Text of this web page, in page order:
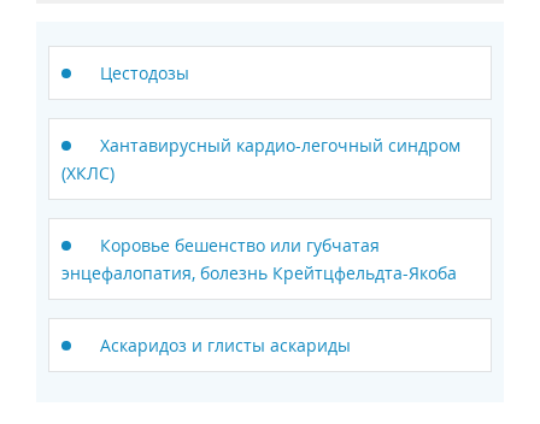
Цестодозы
Хантавирусный кардио-легочный синдром
(ХКЛС)
Коровье бешенство или губчатая
энцефалопатия, болезнь Крейтцфельдта-Якоба
Аскаридоз и глисты аскариды